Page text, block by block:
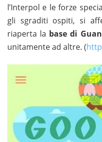
l’Interpol e le forze
gli sgraditi ospiti, si
riaperta la base di
unitamente ad altre. (